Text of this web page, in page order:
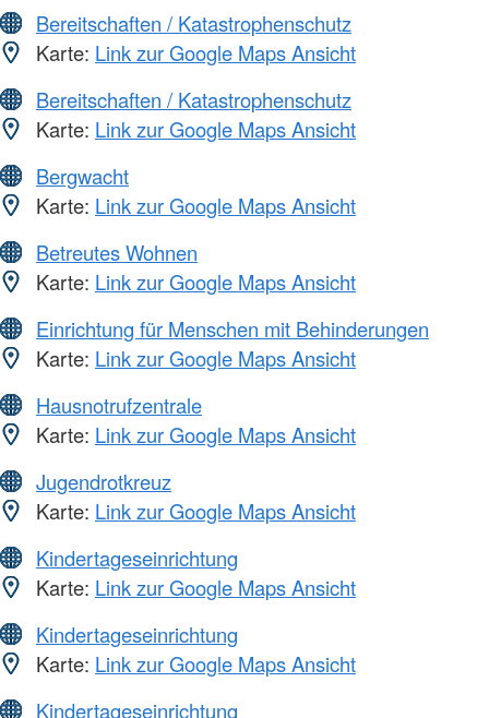
Bereitschaften / Katastrophenschutz
Karte: Link zur Google Maps Ansicht
Bereitschaften / Katastrophenschutz
Karte: Link zur Google Maps Ansicht
Bergwacht
Karte: Link zur Google Maps Ansicht
Betreutes Wohnen
Karte: Link zur Google Maps Ansicht
Einrichtung für Menschen mit Behinderungen
Karte: Link zur Google Maps Ansicht
Hausnotrufzentrale
Karte: Link zur Google Maps Ansicht
Jugendrotkreuz
Karte: Link zur Google Maps Ansicht
Kindertageseinrichtung
Karte: Link zur Google Maps Ansicht
Kindertageseinrichtung
Karte: Link zur Google Maps Ansicht
Kindertageseinrichtung